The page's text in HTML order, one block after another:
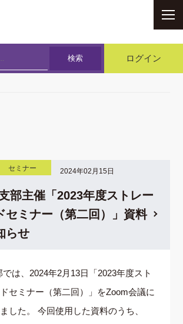
検索 ログイン
セミナー 2024年02月15日
部主催「2023年度ストレー
セミナー（第二回）」資料
らせ
は、2024年2月13日「2023年度スト
セミナー（第二回）」をZoom会議に
した。 今回使用した資料のうち、